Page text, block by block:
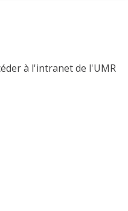
à l'intranet de l'UMR